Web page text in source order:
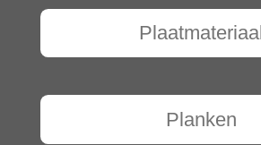
Plaatmateriaal
Planken